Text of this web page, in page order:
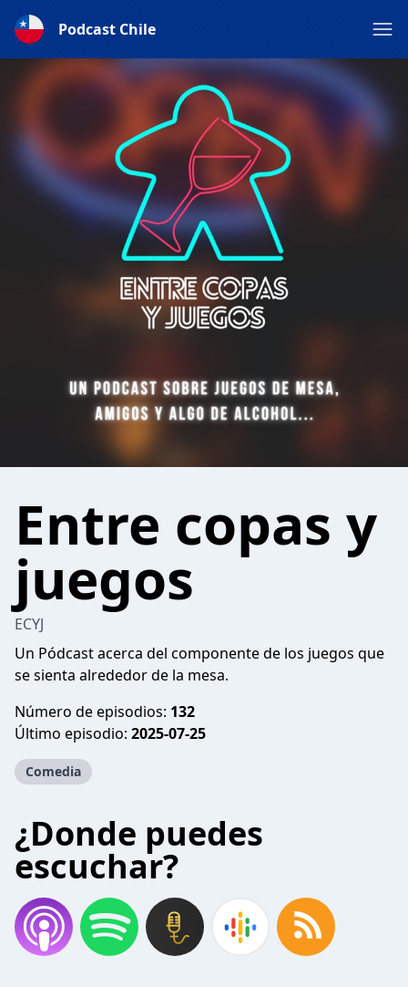
Podcast Chile
Entre copas y
juegos
ECYJ
Un Pódcast acerca del componente de los juegos que
se sienta alrededor de la mesa.
Número de episodios: 132
Último episodio: 2025-07-25
Comedia
¿Donde puedes
escuchar?